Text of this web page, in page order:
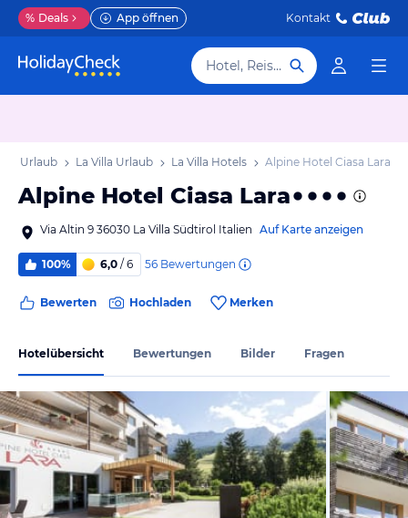
% Deals App öffnen Kontakt
Hotel, Reiseziel
Urlaub La Villa Urlaub La Villa Hotels Alpine Hotel Ciasa Lara
Alpine Hotel Ciasa Lara
Via Altin 9 36030 La Villa Südtirol Italien Auf Karte anzeigen
100% 6,0 / 6 56 Bewertungen
Bewerten Hochladen Merken
Hotelübersicht Bewertungen Bilder Fragen